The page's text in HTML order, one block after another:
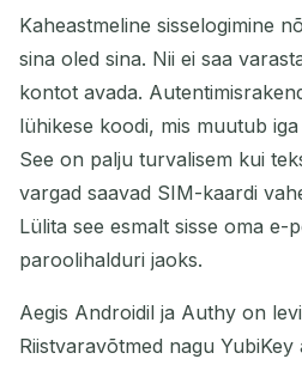
Kaheastmeline sisselogimine
sina oled sina. Nii ei saa
kontot avada.
lühikese koodi, mis muutub
See on palju turvalisem kui
vargad saavad SIM-kaardi
Lülita see esmalt sisse oma e-
paroolihalduri jaoks.
Aegis Androidil ja Authy on
Riistvaravõtmed nagu